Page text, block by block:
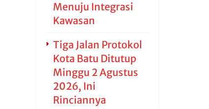
Menuju Integrasi
Kawasan
Tiga Jalan Protokol
Kota Batu Ditutup
Minggu 2 Agustus
2026, Ini
Rinciannya